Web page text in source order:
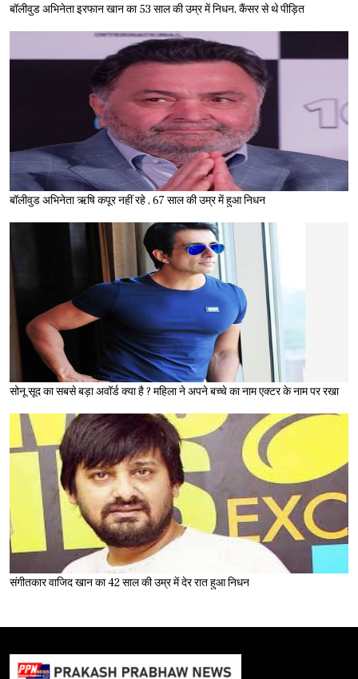
बॉलीवुड अभिनेता इरफान खान का 53 साल की उम्र में निधन, कैंसर से थे पीड़ित
बॉलीवुड अभिनेता ऋषि कपूर नहीं रहे , 67 साल की उम्र में हुआ निधन
सोनू सूद का सबसे बड़ा अवॉर्ड क्या है ? महिला ने अपने बच्चे का नाम एक्टर के नाम पर रखा
संगीतकार वाजिद खान का 42 साल की उम्र में देर रात हुआ निधन